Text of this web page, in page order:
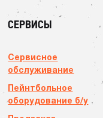
СЕРВИСЫ
Сервисное
обслуживание
Пейнтбольное
оборудование б/у